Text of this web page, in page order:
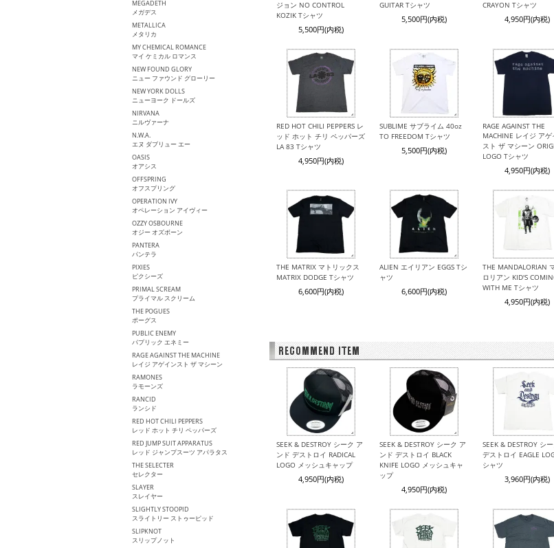
MEGADETH
メガデス
METALLICA
メタリカ
MY CHEMICAL ROMANCE
マイ ケミカル ロマンス
NEW FOUND GLORY
ニュー ファウンド グローリー
NEW YORK DOLLS
ニューヨーク ドールズ
NIRVANA
ニルヴァーナ
N.W.A.
エヌ ダブリュー エー
OASIS
オアシス
OFFSPRING
オフスプリング
OPERATION IVY
オペレーション アイヴィー
OZZY OSBOURNE
オジー オズボーン
PANTERA
パンテラ
PIXIES
ピクシーズ
PRIMAL SCREAM
プライマル スクリーム
THE POGUES
ポーグス
PUBLIC ENEMY
パプリック エネミー
RAGE AGAINST THE MACHINE
レイジ アゲインスト ザ マシーン
RAMONES
ラモーンズ
RANCID
ランシド
RED HOT CHILI PEPPERS
レッド ホット チリ ペッパーズ
RED JUMP SUIT APPARATUS
レッド ジャンプスーツ アパラタス
THE SELECTER
セレクター
SLAYER
スレイヤー
SLIGHTLY STOOPID
スライトリー ストゥーピッド
SLIPKNOT
スリップノット
ジョン NO CONTROL
KOZIK Tシャツ
5,500円(内税)
GUITAR Tシャツ
5,500円(内税)
CRAYON Tシャツ
4,950円(内税)
RED HOT CHILI PEPPERS レ
ッド ホット チリ ペッパーズ
LA 83 Tシャツ
4,950円(内税)
SUBLIME サブライム 40oz
TO FREEDOM Tシャツ
5,500円(内税)
RAGE AGAINST THE
MACHINE レイジ アゲ
スト ザ マシーン
LOGO Tシャツ
4,950円(内税)
THE MATRIX マトリックス
MATRIX DODGE Tシャツ
6,600円(内税)
ALIEN エイリアン EGGS Tシ
ャツ
6,600円(内税)
THE MANDALORIAN
ロリアン KID'S
WITH ME Tシャツ
4,950円(内税)
SEEK & DESTROY シーク ア
ンド デストロイ RADICAL
LOGO メッシュキャップ
4,950円(内税)
SEEK & DESTROY シーク ア
ンド デストロイ BLACK
KNIFE LOGO メッシュキャ
ップ
4,950円(内税)
SEEK & DESTROY シ
デストロイ EAGLE
シャツ
3,960円(内税)